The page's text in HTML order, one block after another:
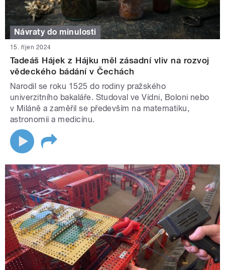
Návraty do minulosti
15. říjen 2024
Tadeáš Hájek z Hájku měl zásadní vliv na rozvoj
vědeckého bádání v Čechách
Narodil se roku 1525 do rodiny pražského
univerzitního bakaláře. Studoval ve Vídni, Boloni nebo
v Miláně a zaměřil se především na matematiku,
astronomii a medicínu.